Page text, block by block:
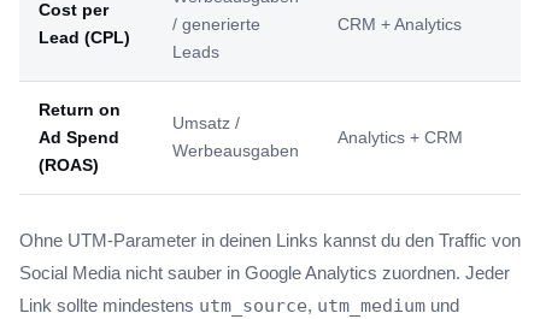
Cost per
Lead (CPL)
/ generierte
Leads
CRM + Analytics
Return on
Ad Spend
(ROAS)
Umsatz /
Werbeausgaben
Analytics + CRM
Ohne UTM-Parameter in deinen Links kannst du den Traffic von
Social Media nicht sauber in Google Analytics zuordnen. Jeder
Link sollte mindestens utm_source, utm_medium und